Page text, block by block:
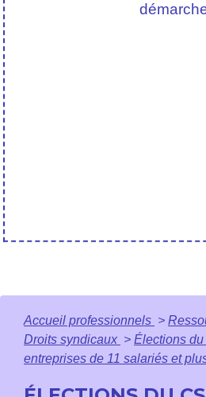
Accueil professionnels >
Droits syndicaux > Élections
entreprises de 11 salariés et